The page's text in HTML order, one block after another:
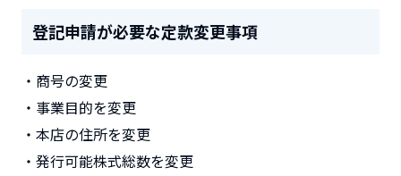
登記申請が必要な定款変更事項
・商号の変更
・事業目的を変更
・本店の住所を変更
・発行可能株式総数を変更